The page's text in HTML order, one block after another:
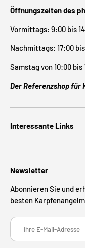
Öffnungszeiten des
Vormittags: 9:00 bis
Nachmittags: 17:00
Samstag von 10:00 bis
Der Referenzshop für
Interessante Links
Newsletter
Abonnieren Sie und
besten
E-Mail